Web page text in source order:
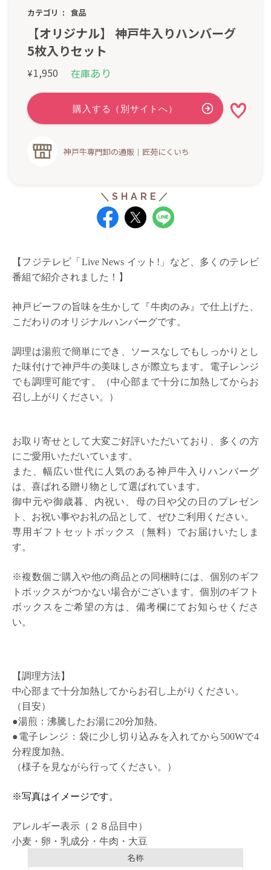
カテゴリ 食品
【オリジナル】 神戸牛入りハンバーグ
5枚入りセット
¥1,950 在庫あり
神戸牛専門卸の通販｜匠苑にくいち
【フジテレビ「Live News イット!」など、多くのテレビ
番組で紹介されました！】
神戸ビーフの旨味を生かして『牛肉のみ』で仕上げた、
こだわりのオリジナルハンバーグです。
調理は湯煎で簡単にでき、ソースなしでもしっかりとし
た味付けで神戸牛の美味しさが際立ちます。電子レンジ
でも調理可能です。（中心部まで十分に加熱してからお
召し上がりください。）
お取り寄せとして大変ご好評いただいており、多くの方
にご愛用いただいています。
また、幅広い世代に人気のある神戸牛入りハンバーグ
は、喜ばれる贈り物として選ばれています。
御中元や御歳暮、内祝い、母の日や父の日のプレゼン
ト、お祝い事やお礼の品として、ぜひご利用ください。
専用ギフトセットボックス（無料）でお届けいたしま
す。
※複数個ご購入や他の商品との同梱時には、個別のギフ
トボックスがつかない場合がございます。個別のギフト
ボックスをご希望の方は、備考欄にてお知らせくださ
い。
【調理方法】
中心部まで十分加熱してからお召し上がりください。
（目安）
●湯煎：沸騰したお湯に20分加熱。
●電子レンジ：袋に少し切り込みを入れてから500Wで4
分程度加熱。
（様子を見ながら行ってください。）
※写真はイメージです。
アレルギー表示（２８品目中）
小麦・卵・乳成分・牛肉・大豆
名称